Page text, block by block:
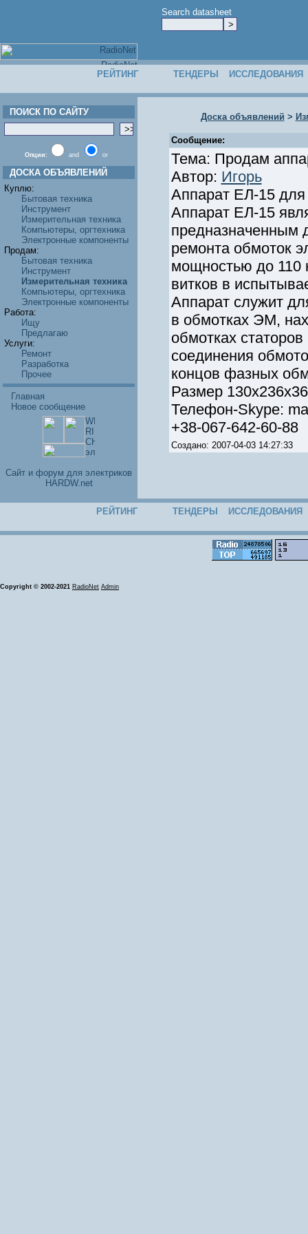
Search datasheet
РЕЙТИНГ ТЕНДЕРЫ ИССЛЕДОВАНИЯ
ПОИСК ПО САЙТУ
Опции: and or
ДОСКА ОБЪЯВЛЕНИЙ
Куплю:
Бытовая техника
Инструмент
Измерительная техника
Компьютеры, оргтехника
Электронные компоненты
Продам:
Бытовая техника
Инструмент
Измерительная техника
Компьютеры, оргтехника
Электронные компоненты
Работа:
Ищу
Предлагаю
Услуги:
Ремонт
Разработка
Прочее
Главная
Новое сообщение
Cайт и форум для электриков
HARDW.net
Доска объявлений >
Сообщение:
Тема: Продам
Автор: Игорь
Аппарат ЕЛ-15 для
Аппарат ЕЛ-15
предназначенным
ремонта обмоток
мощностью до 110
витков в
Аппарат служит
в обмотках ЭМ,
обмотках
соединения
концов фазных
Размер
Телефон-Skype:
+38-067-642-60-88
Создано: 2007-04-03 14:27:33
РЕЙТИНГ ТЕНДЕРЫ ИССЛЕДОВАНИЯ
Copyright © 2002-2021 RadioNet Admin